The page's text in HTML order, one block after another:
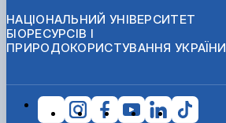
НАЦІОНАЛЬНИЙ УНІВЕРСИТЕТ
БІОРЕСУРСІВ І
ПРИРОДОКОРИСТУВАННЯ УКРАЇНИ